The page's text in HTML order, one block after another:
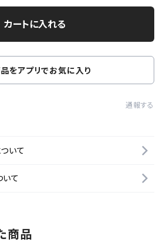
カートに入れる
をアプリでお気に入り
通報する
いて
て
商品